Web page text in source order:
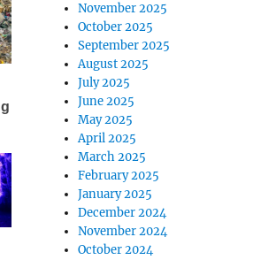
November 2025
October 2025
September 2025
August 2025
July 2025
June 2025
May 2025
April 2025
March 2025
February 2025
January 2025
December 2024
November 2024
October 2024